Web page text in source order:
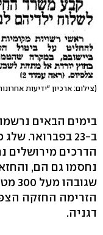
(צילום: ארכיון "ידיעות
בימים הבאים
ב-23 בפברואר.
הדרכים מירושלים
נחסמו גם הם,
הזרימה החזקה
דגניה.